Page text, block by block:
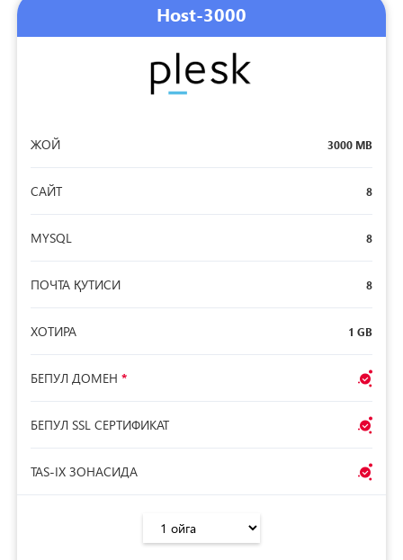
Host-3000
ЖОЙ 3000 MB
САЙТ 8
MYSQL 8
ПОЧТА ҚУТИСИ 8
ХОТИРА 1 GB
БЕПУЛ ДОМЕН*
БЕПУЛ SSL СЕРТИФИКАТ
TAS-IX ЗОНАСИДА